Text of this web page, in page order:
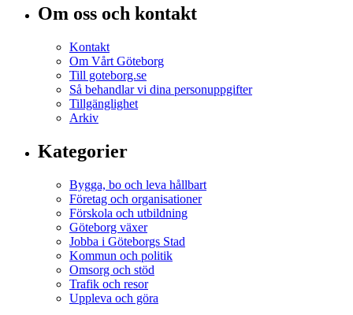
Om oss och kontakt
Kontakt
Om Vårt Göteborg
Till goteborg.se
Så behandlar vi dina personuppgifter
Tillgänglighet
Arkiv
Kategorier
Bygga, bo och leva hållbart
Företag och organisationer
Förskola och utbildning
Göteborg växer
Jobba i Göteborgs Stad
Kommun och politik
Omsorg och stöd
Trafik och resor
Uppleva och göra